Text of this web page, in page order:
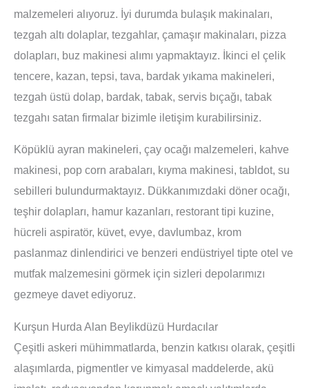
malzemeleri alıyoruz. İyi durumda bulaşık makinaları,
tezgah altı dolaplar, tezgahlar, çamaşır makinaları, pizza
dolapları, buz makinesi alımı yapmaktayız. İkinci el çelik
tencere, kazan, tepsi, tava, bardak yıkama makineleri,
tezgah üstü dolap, bardak, tabak, servis bıçağı, tabak
tezgahı satan firmalar bizimle iletişim kurabilirsiniz.
Köpüklü ayran makineleri, çay ocağı malzemeleri, kahve
makinesi, pop corn arabaları, kıyma makinesi, tabldot, su
sebilleri bulundurmaktayız. Dükkanımızdaki döner ocağı,
teşhir dolapları, hamur kazanları, restorant tipi kuzine,
hücreli aspiratör, küvet, evye, davlumbaz, krom
paslanmaz dinlendirici ve benzeri endüstriyel tipte otel ve
mutfak malzemesini görmek için sizleri depolarımızı
gezmeye davet ediyoruz.
Kurşun Hurda Alan Beylikdüzü Hurdacılar
Çeşitli askeri mühimmatlarda, benzin katkısı olarak, çeşitli
alaşımlarda, pigmentler ve kimyasal maddelerde, akü